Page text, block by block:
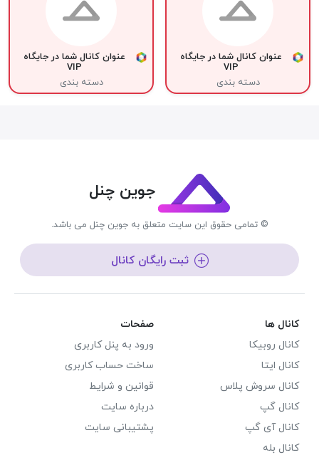
عنوان کانال شما در جایگاه
VIP
دسته بندی
عنوان کانال شما در جایگاه
VIP
دسته بندی
جوین چنل
© تمامی حقوق این سایت متعلق به جوین چنل می باشد.
ثبت رایگان کانال
کانال ها
کانال روبیکا
کانال ایتا
کانال سروش پلاس
کانال گپ
کانال آی گپ
کانال بله
صفحات
ورود به پنل کاربری
ساخت حساب کاربری
قوانین و شرایط
درباره سایت
پشتیبانی سایت